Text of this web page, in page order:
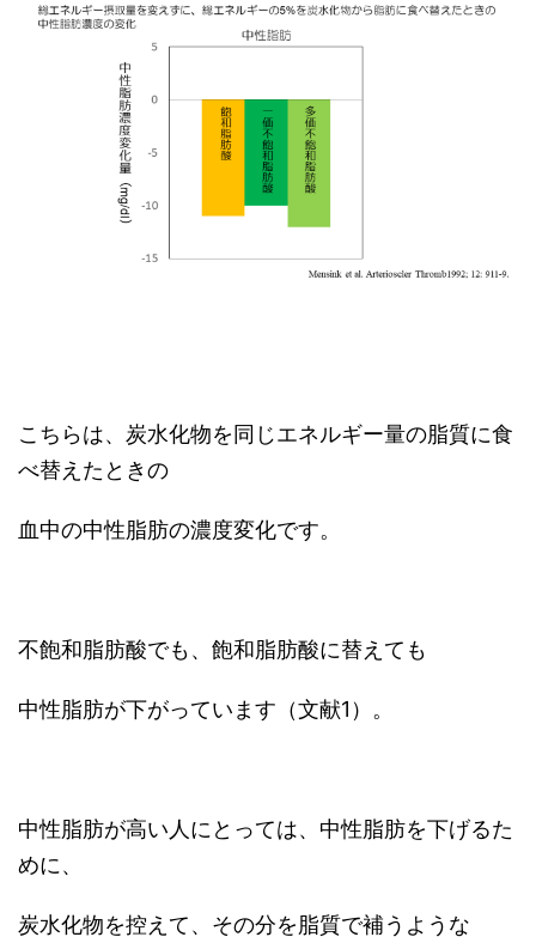
こちらは、炭水化物を同じエネルギー量の脂質に食
べ替えたときの
血中の中性脂肪の濃度変化です。
不飽和脂肪酸でも、飽和脂肪酸に替えても
中性脂肪が下がっています（文献1）。
中性脂肪が高い人にとっては、中性脂肪を下げるた
めに、
炭水化物を控えて、その分を脂質で補うような